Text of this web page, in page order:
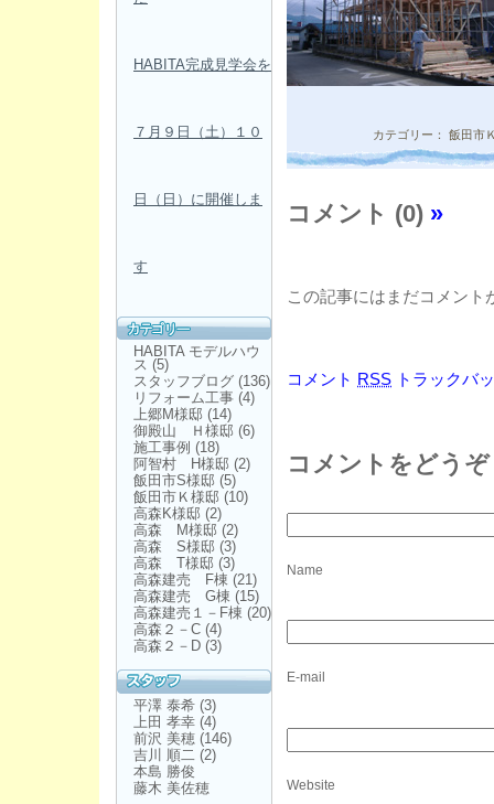
HABITA完成見学会を
７月９日（土）１０
日（日）に開催しま
す
HABITA モデルハウ
ス (5)
スタッフブログ (136)
リフォーム工事 (4)
上郷M様邸 (14)
御殿山 Ｈ様邸 (6)
施工事例 (18)
阿智村 H様邸 (2)
飯田市S様邸 (5)
飯田市Ｋ様邸 (10)
高森K様邸 (2)
高森 M様邸 (2)
高森 S様邸 (3)
高森 T様邸 (3)
高森建売 F棟 (21)
高森建売 G棟 (15)
高森建売１－F棟 (20)
高森２－C (4)
高森２－D (3)
平澤 泰希 (3)
上田 孝幸 (4)
前沢 美穂 (146)
吉川 順二 (2)
本島 勝俊
藤木 美佐穂
カテゴリー： 飯田市
コメント (0) »
この記事にはまだコメント
コメント RSS トラックバ
コメントをどうぞ
Name
E-mail
Website